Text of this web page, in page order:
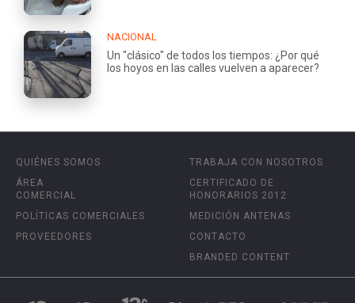
NACIONAL
Un "clásico" de todos los tiempos: ¿Por qué
los hoyos en las calles vuelven a aparecer?
QUIÉNES SOMOS
ÁREA
COMERCIAL
POLÍTICAS COMERCIALES
PROVEEDORES
TRABAJA CON NOSOTROS
CERTIFICADO DE
HONORARIOS 2012
MEDICIÓN ANTENAS
CONTACTO
BRANDED CONTENT